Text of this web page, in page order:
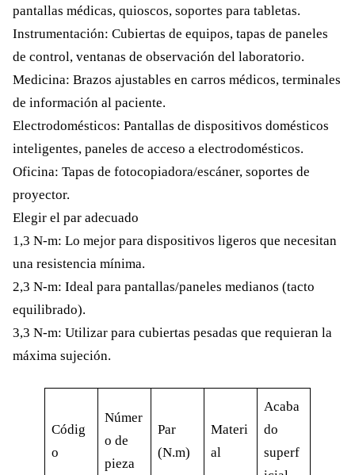
pantallas médicas, quioscos, soportes para tabletas.
Instrumentación: Cubiertas de equipos, tapas de paneles
de control, ventanas de observación del laboratorio.
Medicina: Brazos ajustables en carros médicos, terminales
de información al paciente.
Electrodomésticos: Pantallas de dispositivos domésticos
inteligentes, paneles de acceso a electrodomésticos.
Oficina: Tapas de fotocopiadora/escáner, soportes de
proyector.
Elegir el par adecuado
1,3 N-m: Lo mejor para dispositivos ligeros que necesitan
una resistencia mínima.
2,3 N-m: Ideal para pantallas/paneles medianos (tacto
equilibrado).
3,3 N-m: Utilizar para cubiertas pesadas que requieran la
máxima sujeción.
Códig
o
Númer
o de
pieza
Par
(N.m)
Materi
al
Acaba
do
superf